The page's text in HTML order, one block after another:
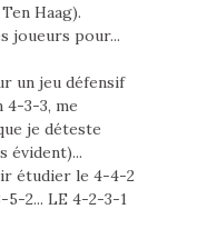
Haag).
joueurs pour...
un jeu défensif
4-3-3, me
je déteste
évident)...
étudier le 4-4-2
5-2... LE 4-2-3-1